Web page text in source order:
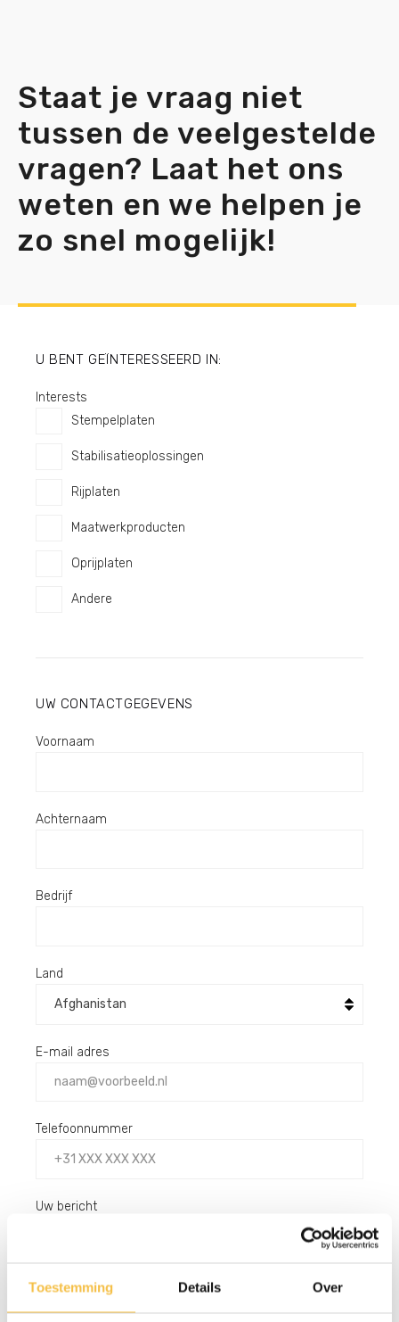
Toestemming Details Over
Staat je vraag niet
tussen de veelgestelde
vragen? Laat het ons
weten en we helpen je
zo snel mogelijk!
U BENT GEÏNTERESSEERD IN:
Interests
Stempelplaten
Stabilisatieoplossingen
Rijplaten
Maatwerkproducten
Oprijplaten
Andere
UW CONTACTGEGEVENS
Voornaam
Achternaam
Bedrijf
Land
E-mail adres
Telefoonnummer
Uw bericht